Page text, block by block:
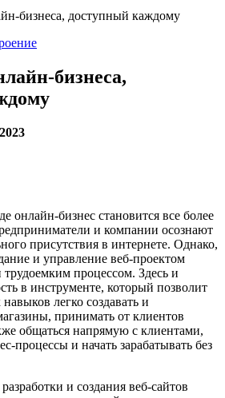
бизнеса, доступный каждому
бизнеса,
онлайн-бизнес становится все более
и компании осознают
присутствия в интернете. Однако,
и управление веб-проектом
процессом. Здесь и
в инструменте, который позволит
легко создавать и
принимать от клиентов
общаться напрямую с клиентами,
процессы и начать зарабатывать без
и создания веб-сайтов